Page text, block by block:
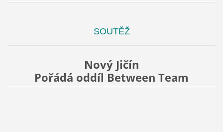
SOUTĚŽ
Nový Jičín
Pořádá oddíl Between Team